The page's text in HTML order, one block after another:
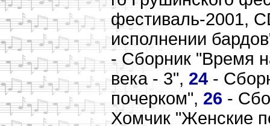
фестиваль-2001,
исполнении
- Сборник "Время
века - 3", 24 -
почерком", 26 -
Хомчик "Женские